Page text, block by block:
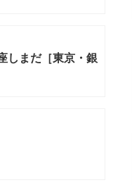
しまだ［東京・銀